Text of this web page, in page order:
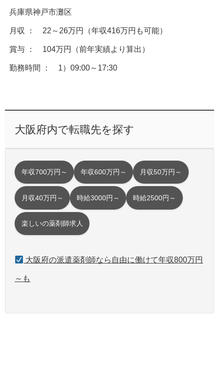
兵庫県神戸市灘区
月収 ： 22～26万円（年収416万円も可能）
賞与 ： 104万円（前年実績より算出）
勤務時間 ： 1）09:00～17:30
大阪府内で転職先を探す
年収700万円～ 年収600万円～ 月収50万円～
月収40万円～ 時給3000円～ 時給2500円～
楽しいの薬剤師求人
大阪府の派遣薬剤師なら自由に働けて年収800万円
～も